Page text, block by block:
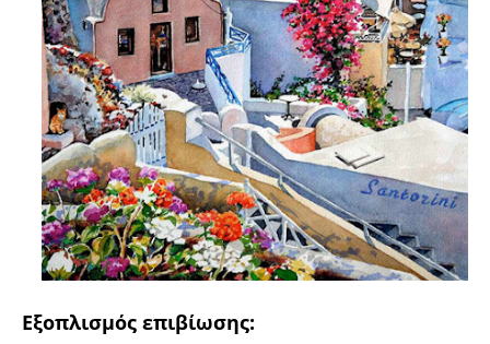
Εξοπλισμός επιβίωσης: